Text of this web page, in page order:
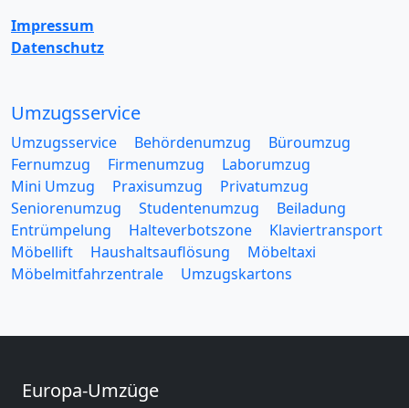
Impressum
Datenschutz
Umzugsservice
Umzugsservice Behördenumzug
Büroumzug
Fernumzug
Firmenumzug
Laborumzug
Mini Umzug
Praxisumzug
Privatumzug
Seniorenumzug
Studentenumzug
Beiladung
Entrümpelung
Halteverbotszone
Klaviertransport
Möbellift
Haushaltsauflösung
Möbeltaxi
Möbelmitfahrzentrale
Umzugskartons
Europa-Umzüge